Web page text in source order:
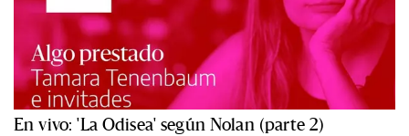
En vivo: 'La Odisea' según Nolan (parte 2)